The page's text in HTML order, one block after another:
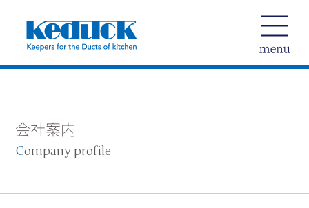
会社案内
Company profile